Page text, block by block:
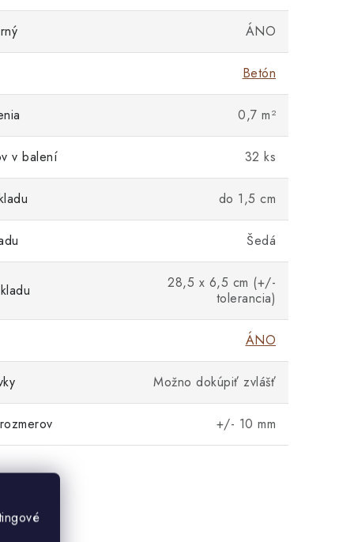
ÁNO
Betón
0,7 m²
v balení 32 ks
do 1,5 cm
Šedá
28,5 x 6,5 cm (+/-
tolerancia)
ÁNO
Možno dokúpiť zvlášť
+/- 10 mm